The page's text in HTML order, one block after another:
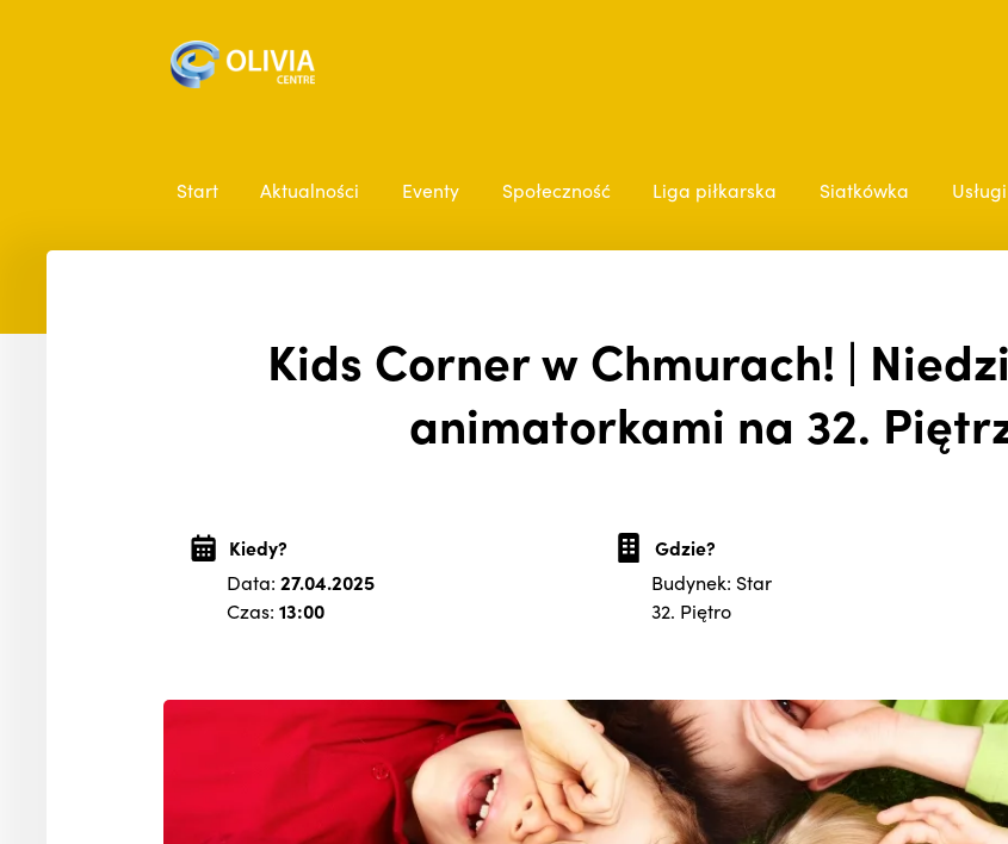
Start Aktualności Eventy Społeczność Liga piłkarska Siatkówka
Kids Corner w Chmurach! |
animatorkami na 32.
Kiedy?
Data: 27.04.2025
Czas: 13:00
Gdzie?
Budynek: Star
32. Piętro